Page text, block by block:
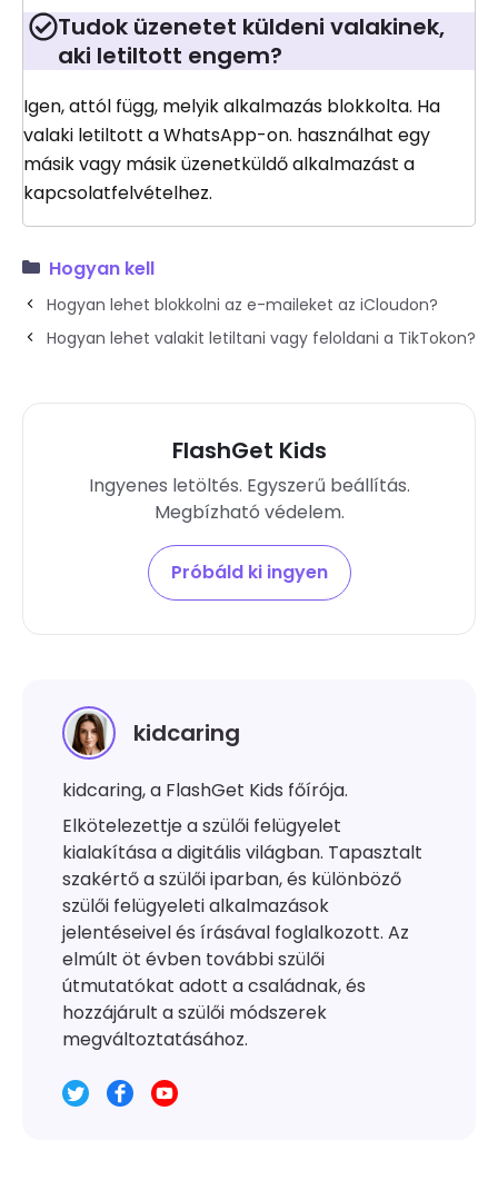
Tudok üzenetet küldeni valakinek,
aki letiltott engem?
Igen, attól függ, melyik alkalmazás blokkolta. Ha
valaki letiltott a WhatsApp-on. használhat egy
másik vagy másik üzenetküldő alkalmazást a
kapcsolatfelvételhez.
Hogyan kell
Hogyan lehet blokkolni az e-maileket az iCloudon?
Hogyan lehet valakit letiltani vagy feloldani a TikTokon?
FlashGet Kids
Ingyenes letöltés. Egyszerű beállítás.
Megbízható védelem.
Próbáld ki ingyen
kidcaring
kidcaring, a FlashGet Kids főírója.
Elkötelezettje a szülői felügyelet
kialakítása a digitális világban. Tapasztalt
szakértő a szülői iparban, és különböző
szülői felügyeleti alkalmazások
jelentéseivel és írásával foglalkozott. Az
elmúlt öt évben további szülői
útmutatókat adott a családnak, és
hozzájárult a szülői módszerek
megváltoztatásához.